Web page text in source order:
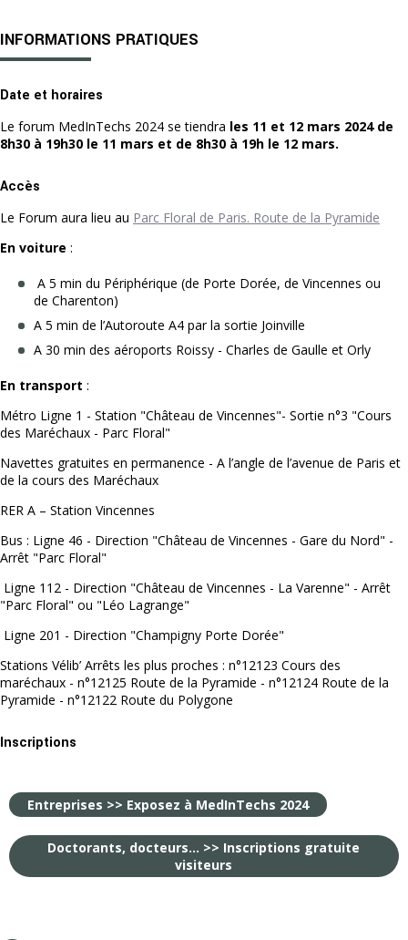
INFORMATIONS PRATIQUES
Date et horaires
Le forum MedInTechs 2024 se tiendra les 11 et 12 mars 2024 de
8h30 à 19h30 le 11 mars et de 8h30 à 19h le 12 mars.
Accès
Le Forum aura lieu au Parc Floral de Paris. Route de la Pyramide
En voiture :
A 5 min du Périphérique (de Porte Dorée, de Vincennes ou
de Charenton)
A 5 min de l’Autoroute A4 par la sortie Joinville
A 30 min des aéroports Roissy - Charles de Gaulle et Orly
En transport :
Métro Ligne 1 - Station "Château de Vincennes"- Sortie n°3 "Cours
des Maréchaux - Parc Floral"
Navettes gratuites en permanence - A l’angle de l’avenue de Paris et
de la cours des Maréchaux
RER A – Station Vincennes
Bus : Ligne 46 - Direction "Château de Vincennes - Gare du Nord" -
Arrêt "Parc Floral"
Ligne 112 - Direction "Château de Vincennes - La Varenne" - Arrêt
"Parc Floral" ou "Léo Lagrange"
Ligne 201 - Direction "Champigny Porte Dorée"
Stations Vélib’ Arrêts les plus proches : n°12123 Cours des
maréchaux - n°12125 Route de la Pyramide - n°12124 Route de la
Pyramide - n°12122 Route du Polygone
Inscriptions
Entreprises >> Exposez à MedInTechs 2024
Doctorants, docteurs... >> Inscriptions gratuite
visiteurs